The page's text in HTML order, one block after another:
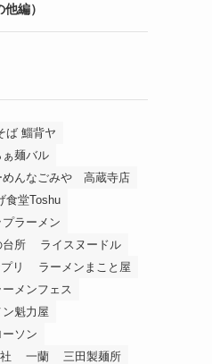
編）
ば 鯔背ヤ
ぁ麺バル
めんなごみや 高蔵寺店
食堂Toshu
プラーメン
台所
ライスヌードル
リ
ラーメンまこと屋
ーメンフェス
ン魁力屋
ーソン
一蘭
三田製麺所